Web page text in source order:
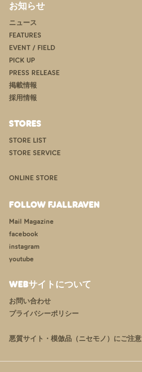
お知らせ
ニュース
FEATURES
EVENT / FIELD
PICK UP
PRESS RELEASE
掲載情報
採用情報
STORES
STORE LIST
STORE SERVICE
ONLINE STORE
FOLLOW FJALLRAVEN
Mail Magazine
facebook
instagram
youtube
WEBサイトについて
お問い合わせ
プライバシーポリシー
悪質サイト・模倣品（ニセモノ）にご注意